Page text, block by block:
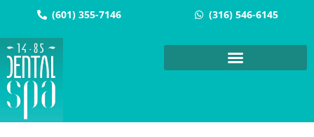
(601) 355-7146 (316) 546-6145